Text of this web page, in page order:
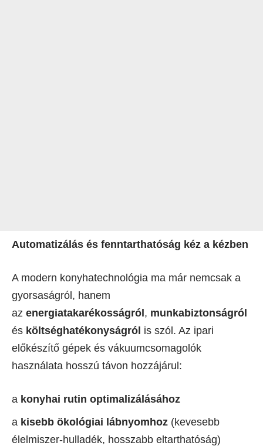
Automatizálás és fenntarthatóság kéz a kézben
A modern konyhatechnológia ma már nemcsak a
gyorsaságról, hanem
az energiatakarékosságról , munkabiztonságról
és költséghatékonyságról is szól. Az ipari
előkészítő gépek és vákuumcsomagolók
használata hosszú távon hozzájárul:
a konyhai rutin optimalizálásához
a kisebb ökológiai lábnyomhoz (kevesebb
élelmiszer-hulladék, hosszabb eltarthatóság)